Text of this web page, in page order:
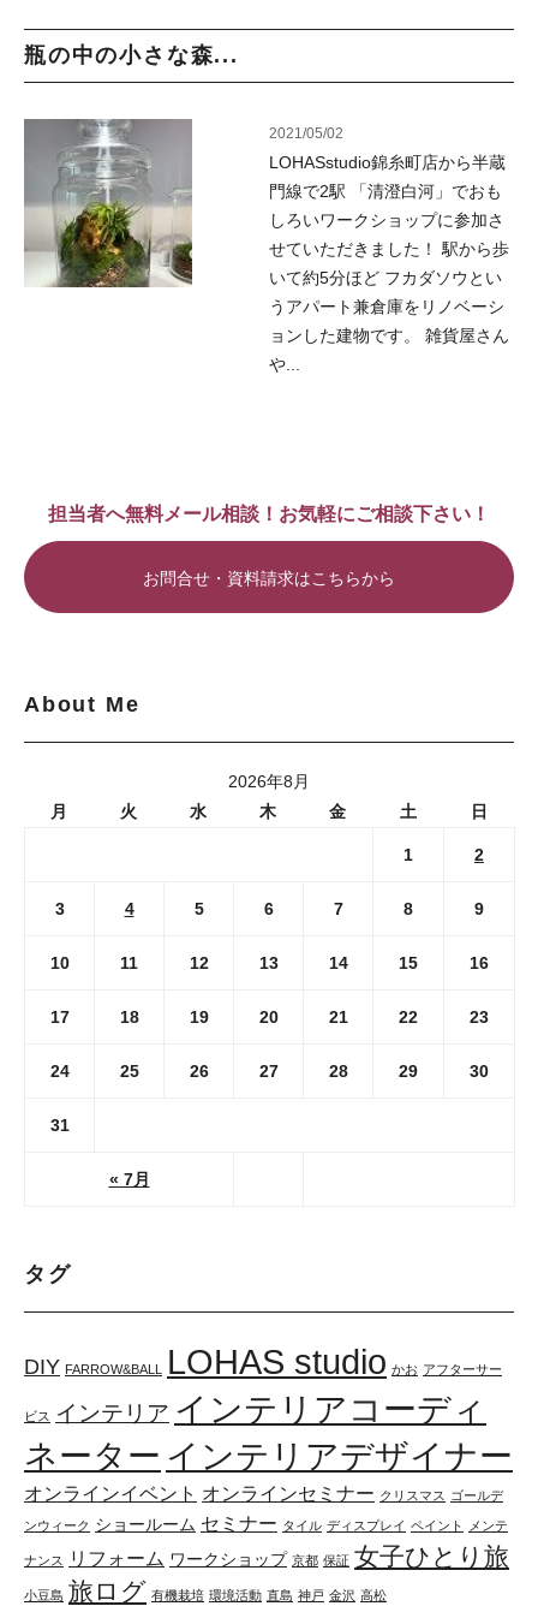
瓶の中の小さな森...
2021/05/02
LOHASstudio錦糸町店から半蔵
門線で2駅 「清澄白河」でおも
しろいワークショップに参加さ
せていただきました！ 駅から歩
いて約5分ほど フカダソウとい
うアパート兼倉庫をリノベーシ
ョンした建物です。 雑貨屋さん
や...
担当者へ無料メール相談！お気軽にご相談下さい！
お問合せ・資料請求はこちらから
About Me
2026年8月
月
火 水 木 金 土 日
« 7月
1 2
3 4 5 6 7 8 9
10 11 12 13 14 15 16
17 18 19 20 21 22 23
24 25 26 27 28 29 30
31
タグ
DIY FARROW&BALL LOHAS studio かお アフターサー
ビス インテリア インテリアコーディ
ネーター インテリアデザイナー
オンラインイベント オンラインセミナー クリスマス ゴールデ
ンウィーク ショールーム セミナー タイル ディスプレイ ペイント メンテ
ナンス リフォーム ワークショップ 京都 保証 女子ひとり旅
小豆島 旅ログ 有機栽培 環境活動 直島 神戸 金沢 高松